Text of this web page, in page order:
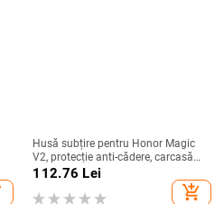
Husă subțire pentru Honor Magic
V2, protecție anti-cădere, carcasă
dură pentru ecran pliabil, finisaj PU
112.76 Lei
add_shopping_cart